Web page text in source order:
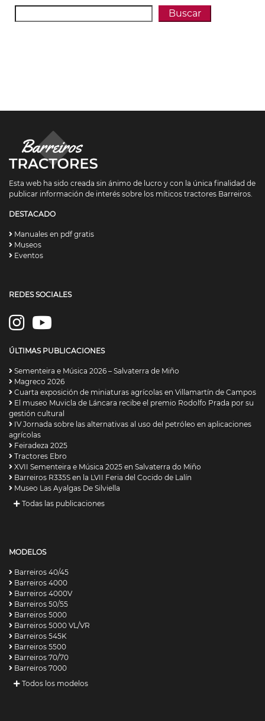
Buscar
Esta web ha sido creada sin ánimo de lucro y con la única finalidad de
publicar información de interés sobre los míticos tractores Barreiros.
DESTACADO
Manuales en pdf gratis
Museos
Eventos
REDES SOCIALES
ÚLTIMAS PUBLICACIONES
Sementeira e Música 2026 – Salvaterra de Miño
Magreco 2026
Cuarta exposición de miniaturas agrícolas en Villamartín de Campos
El museo Muvicla de Láncara recibe el premio Rodolfo Prada por su
gestión cultural
IV Jornada sobre las alternativas al uso del petróleo en aplicaciones
agrícolas
Feiradeza 2025
Tractores Ebro
XVII Sementeira e Música 2025 en Salvaterra do Miño
Barreiros R335S en la LVII Feria del Cocido de Lalín
Museo Las Ayalgas De Silviella
Todas las publicaciones
MODELOS
Barreiros 40/45
Barreiros 4000
Barreiros 4000V
Barreiros 50/55
Barreiros 5000
Barreiros 5000 VL/VR
Barreiros 545K
Barreiros 5500
Barreiros 70/70
Barreiros 7000
Todos los modelos